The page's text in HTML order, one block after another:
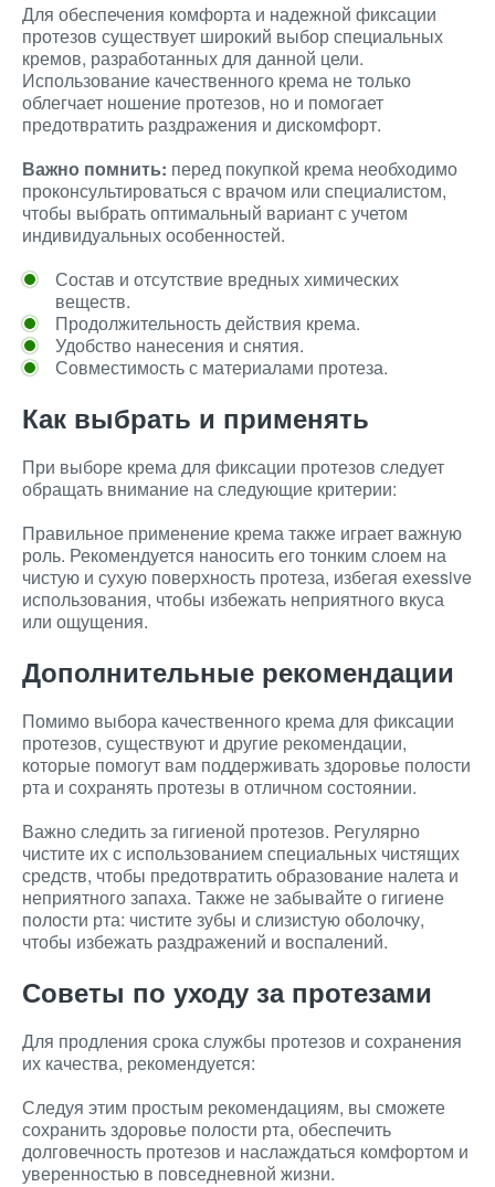
Для обеспечения комфорта и надежной фиксации
протезов существует широкий выбор специальных
кремов, разработанных для данной цели.
Использование качественного крема не только
облегчает ношение протезов, но и помогает
предотвратить раздражения и дискомфорт.
Важно помнить: перед покупкой крема необходимо
проконсультироваться с врачом или специалистом,
чтобы выбрать оптимальный вариант с учетом
индивидуальных особенностей.
Состав и отсутствие вредных химических
веществ.
Продолжительность действия крема.
Удобство нанесения и снятия.
Совместимость с материалами протеза.
Как выбрать и применять
При выборе крема для фиксации протезов следует
обращать внимание на следующие критерии:
Правильное применение крема также играет важную
роль. Рекомендуется наносить его тонким слоем на
чистую и сухую поверхность протеза, избегая exessive
использования, чтобы избежать неприятного вкуса
или ощущения.
Дополнительные рекомендации
Помимо выбора качественного крема для фиксации
протезов, существуют и другие рекомендации,
которые помогут вам поддерживать здоровье полости
рта и сохранять протезы в отличном состоянии.
Важно следить за гигиеной протезов. Регулярно
чистите их с использованием специальных чистящих
средств, чтобы предотвратить образование налета и
неприятного запаха. Также не забывайте о гигиене
полости рта: чистите зубы и слизистую оболочку,
чтобы избежать раздражений и воспалений.
Советы по уходу за протезами
Для продления срока службы протезов и сохранения
их качества, рекомендуется:
Следуя этим простым рекомендациям, вы сможете
сохранить здоровье полости рта, обеспечить
долговечность протезов и наслаждаться комфортом и
уверенностью в повседневной жизни.